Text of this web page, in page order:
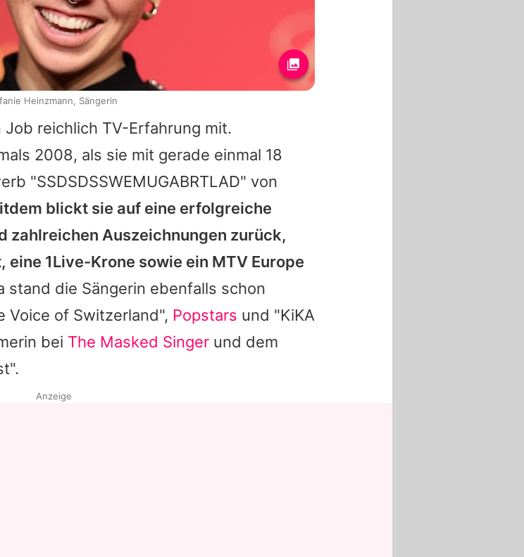
reichlich TV-Erfahrung mit.
2008, als sie mit gerade einmal 18
"SSDSDSSWEMUGABRTLAD" von
blickt sie auf eine erfolgreiche
zahlreichen Auszeichnungen zurück,
, eine 1Live-Krone sowie ein MTV Europe
stand die Sängerin ebenfalls schon
Voice of Switzerland", Popstars und "KiKA
bei The Masked Singer und dem
Heinzmann, Sängerin
Anzeige